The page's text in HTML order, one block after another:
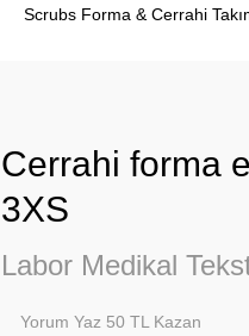
Scrubs Forma & Cerrahi
Cerrahi forma
3XS
Labor Medikal
Yorum Yaz 50 TL Kazan